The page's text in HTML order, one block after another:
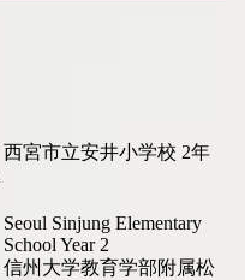
西宮市立安井小学校 2年
Seoul Sinjung Elementary
School Year 2
信州大学教育学部附属松